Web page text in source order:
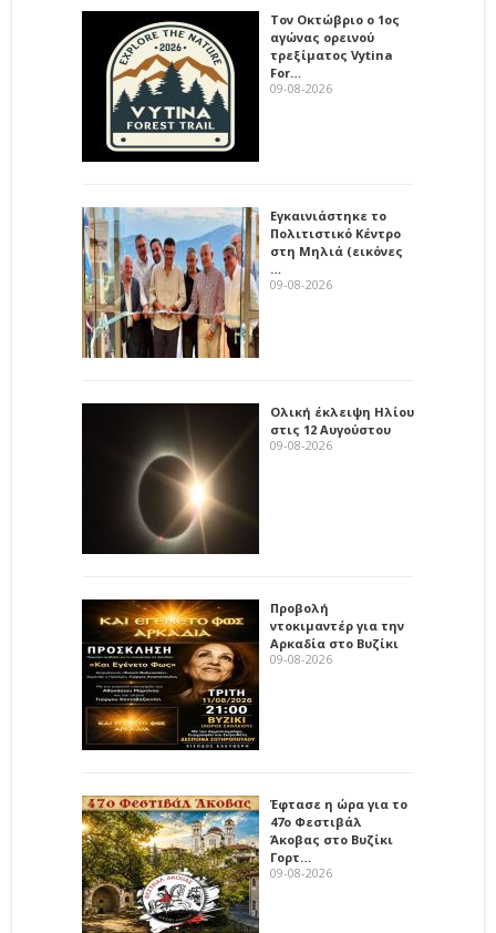
Τον Οκτώβριο ο 1ος
αγώνας ορεινού
τρεξίματος Vytina
For…
09-08-2026
Εγκαινιάστηκε το
Πολιτιστικό Κέντρο
στη Μηλιά (εικόνες
…
09-08-2026
Ολική έκλειψη Ηλίου
στις 12 Αυγούστου
09-08-2026
Προβολή
ντοκιμαντέρ για την
Αρκαδία στο Βυζίκι
09-08-2026
Έφτασε η ώρα για το
47ο Φεστιβάλ
Άκοβας στο Βυζίκι
Γορτ…
09-08-2026